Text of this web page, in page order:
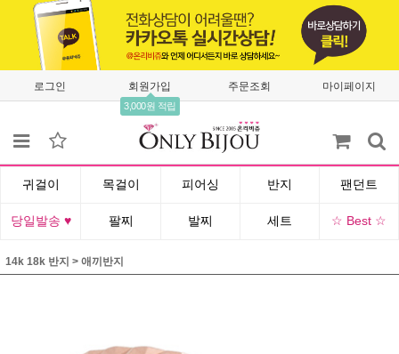
로그인 회원가입
3,000원 적립
주문조회 마이페이지
귀걸이 목걸이 피어싱 반지 팬던트
당일발송 ♥ 팔찌 발찌 세트 ☆ Best ☆
14k 18k 반지 > 애끼반지